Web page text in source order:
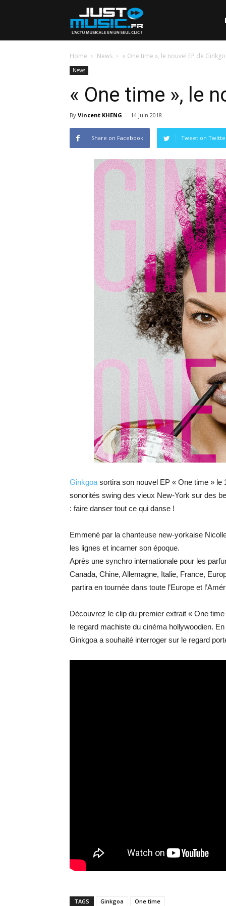
Home News « One time », le nouvel EP de
News
« One time », le
By Vincent KHENG - 14 juin 2018
Share on Facebook Tweet on
Ginkgoa sortira son nouvel EP « One time » le
sonorités swing des vieux New-York sur des
: faire danser tout ce qui danse !
Emmené par la chanteuse new-yorkaise
les lignes et incarner son époque.
Après une synchro internationale pour les
Canada, Chine, Allemagne, Italie, France,
partira en tournée dans toute l’Europe et
Découvrez le clip du premier extrait « One
le regard machiste du cinéma hollywoodien.
Ginkgoa a souhaité interroger sur le regard
TAGS Ginkgoa One time